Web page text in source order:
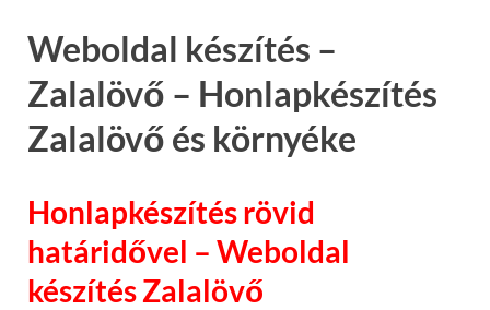
Weboldal készítés –
Zalalövő – Honlapkészítés
Zalalövő és környéke
Honlapkészítés rövid
határidővel – Weboldal
készítés Zalalövő